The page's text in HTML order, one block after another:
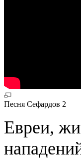
Песня Сефардов 2
Евреи,